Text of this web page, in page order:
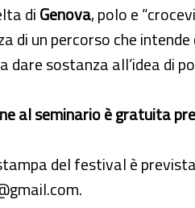
diGenova, polo e
di un percorso che
dare sostanza all’idea di
al seminario è gratuita
del festival è